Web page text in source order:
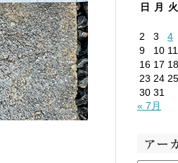
日
月 火
2
3 4
9
10 11
16 17 18
23 24 25
30 31
« 7月
アー